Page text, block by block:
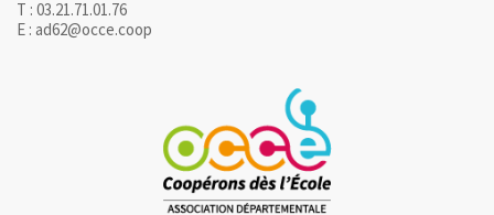
T : 03.21.71.01.76
E : ad62@occe.coop